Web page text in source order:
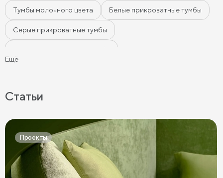
Тумбы молочного цвета Белые прикроватные тумбы
Серые прикроватные тумбы
Черные прикроватные тумбы
Прикроватные тумбы в современном стиле
Узкие прикроватные тумбы
Темные прикроватные тумбы
Ещё
Статьи
Проекты